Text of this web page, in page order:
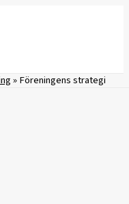
»Föreningens strategi